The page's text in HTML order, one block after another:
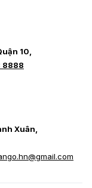
10,
8888
Xuân,